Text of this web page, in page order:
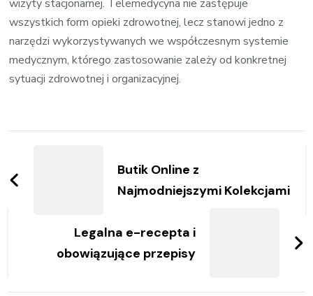
wizyty stacjonarnej. Telemedycyna nie zastępuje
wszystkich form opieki zdrowotnej, lecz stanowi jedno z
narzędzi wykorzystywanych we współczesnym systemie
medycznym, którego zastosowanie zależy od konkretnej
sytuacji zdrowotnej i organizacyjnej.
wpisy
Butik Online z
Najmodniejszymi Kolekcjami
Legalna e-recepta i
obowiązujące przepisy